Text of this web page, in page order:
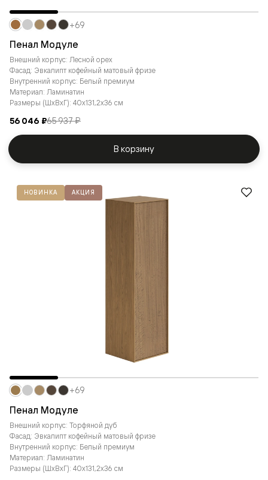
Пенал Модуле
Внешний корпус: Лесной орех
Фасад: Эвкалипт кофейный матовый фризе
Внутренний корпус: Белый премиум
Материал: Ламинатин
Размеры (ШxВxГ): 40x131,2x36 см
56 046 ₽65 937 ₽
+69
В корзину
НОВИНКА АКЦИЯ
Пенал Модуле
Внешний корпус: Торфяной дуб
Фасад: Эвкалипт кофейный матовый фризе
Внутренний корпус: Белый премиум
Материал: Ламинатин
Размеры (ШxВxГ): 40x131,2x36 см
+69